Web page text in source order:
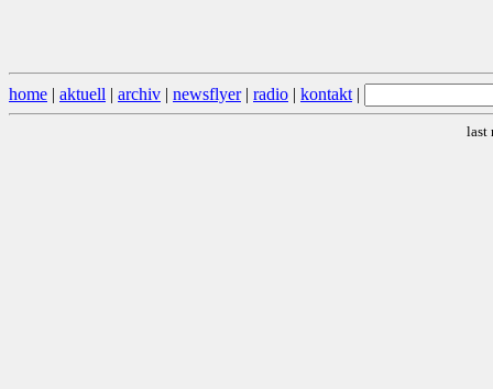
home | aktuell | archiv | newsflyer| radio | kontakt |
last